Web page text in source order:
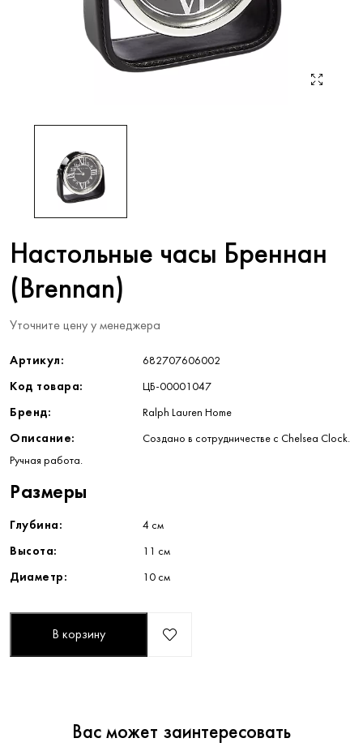
Настольные часы Бреннан
(Brennan)
Уточните цену у менеджера
Артикул: 682707606002
Код товара: ЦБ-00001047
Бренд: Ralph Lauren Home
Описание: Создано в сотрудничестве с Chelsea Clock.
Ручная работа.
Размеры
Глубина: 4 см
Высота: 11 см
Диаметр: 10 см
В корзину
Вас может заинтересовать